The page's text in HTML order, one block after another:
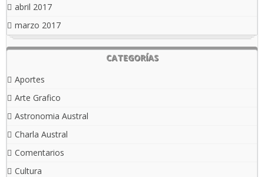
abril 2017
marzo 2017
CATEGORÍAS
Aportes
Arte Grafico
Astronomia Austral
Charla Austral
Comentarios
Cultura